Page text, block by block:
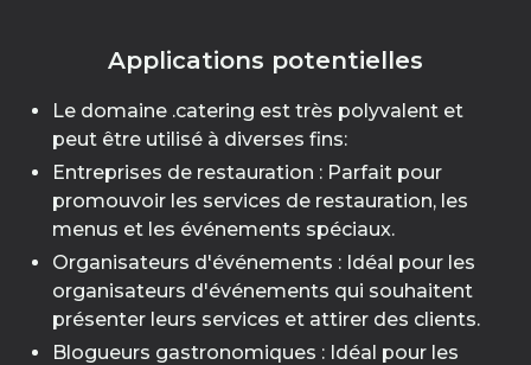
Applications potentielles
Le domaine .catering est très polyvalent et
peut être utilisé à diverses fins:
Entreprises de restauration : Parfait pour
promouvoir les services de restauration, les
menus et les événements spéciaux.
Organisateurs d'événements : Idéal pour les
organisateurs d'événements qui souhaitent
présenter leurs services et attirer des clients.
Blogueurs gastronomiques : Idéal pour les